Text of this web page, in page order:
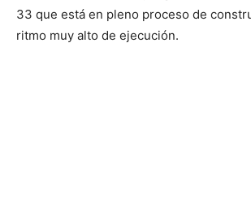
33 que está en pleno proceso de
ritmo muy alto de ejecución.